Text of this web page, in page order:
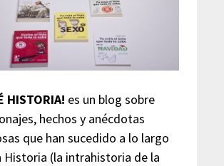
HISTORIA! es un blog sobre
hechos y anécdotas
que han sucedido a lo largo
Historia (la intrahistoria de la